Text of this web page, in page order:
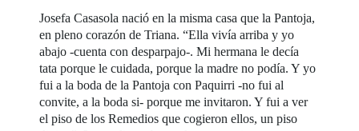
Josefa Casasola nació en la misma casa que la Pantoja,
en pleno corazón de Triana. “Ella vivía arriba y yo
abajo -cuenta con desparpajo-. Mi hermana le decía
tata porque le cuidada, porque la madre no podía. Y yo
fui a la boda de la Pantoja con Paquirri -no fui al
convite, a la boda si- porque me invitaron. Y fui a ver
el piso de los Remedios que cogieron ellos, un piso